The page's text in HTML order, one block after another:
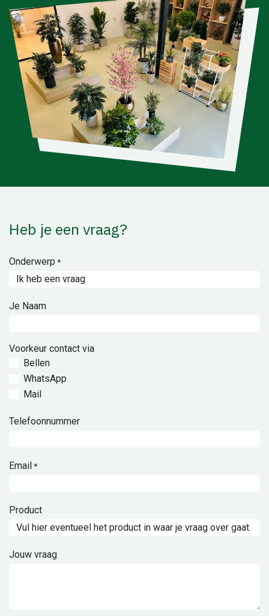
Heb je een vraag?
Onderwerp *
Je Naam
Voorkeur contact via
Bellen
WhatsApp
Mail
Telefoonnummer
Email*
Product
Jouw vraag